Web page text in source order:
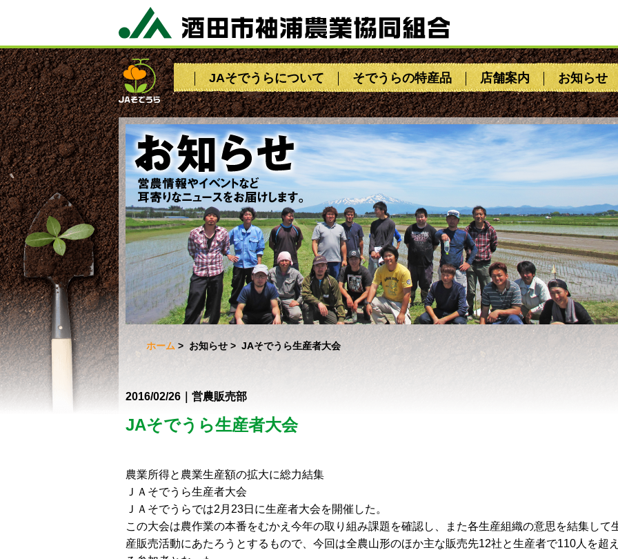
JAそでうらについて そでうらの特産品 店舗案内 お知らせ
ホーム > お知らせ > JAそでうら生産者大会
2016/02/26｜営農販売部
JAそでうら生産者大会
農業所得と農業生産額の拡大に総力結集
ＪＡそでうら生産者大会
ＪＡそでうらでは2月23日に生産者大会を開催した。
この大会は農作業の本番をむかえ今年の取り組み課題を確認し、また各生産組織の意思を結集して
産販売活動にあたろうとするもので、今回は全農山形のほか主な販売先12社と生産者で110人を超